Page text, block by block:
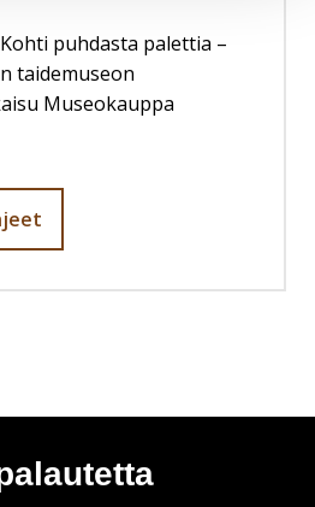
puhdasta palettia –
taidemuseon
Museokauppa